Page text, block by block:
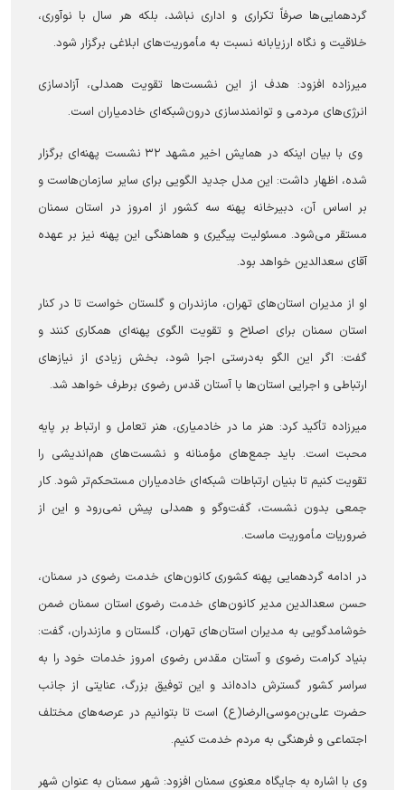
گردهمایی‌ها صرفاً تکراری و اداری نباشد، بلکه هر سال با نوآوری،
خلاقیت و نگاه ارزیابانه نسبت به مأموریت‌های ابلاغی برگزار شود.
میرزاده افزود: هدف از این نشست‌ها تقویت همدلی، آزادسازی
انرژی‌های مردمی و توانمندسازی درون‌شبکه‌ای خادمیاران است.
وی با بیان اینکه در همایش اخیر مشهد ۳۲ نشست پهنه‌ای برگزار
شده، اظهار داشت: این مدل جدید الگویی برای سایر سازمان‌هاست و
بر اساس آن، دبیرخانه پهنه سه کشور از امروز در استان سمنان
مستقر می‌شود. مسئولیت پیگیری و هماهنگی این پهنه نیز بر عهده
آقای سعدالدین خواهد بود.
او از مدیران استان‌های تهران، مازندران و گلستان خواست تا در کنار
استان سمنان برای اصلاح و تقویت الگوی پهنه‌ای همکاری کنند و
گفت: اگر این الگو به‌درستی اجرا شود، بخش زیادی از نیازهای
ارتباطی و اجرایی استان‌ها با آستان قدس رضوی برطرف خواهد شد.
میرزاده تأکید کرد: هنر ما در خادمیاری، هنر تعامل و ارتباط بر پایه
محبت است. باید جمع‌های مؤمنانه و نشست‌های هم‌اندیشی را
تقویت کنیم تا بنیان ارتباطات شبکه‌ای خادمیاران مستحکم‌تر شود. کار
جمعی بدون نشست، گفت‌وگو و همدلی پیش نمی‌رود و این از
ضروریات مأموریت ماست.
در ادامه گردهمایی پهنه کشوری کانون‌های خدمت رضوی در سمنان،
حسن سعدالدین مدیر کانون‌های خدمت رضوی استان سمنان ضمن
خوشامدگویی به مدیران استان‌های تهران، گلستان و مازندران، گفت:
بنیاد کرامت رضوی و آستان مقدس رضوی امروز خدمات خود را به
سراسر کشور گسترش داده‌اند و این توفیق بزرگ، عنایتی از جانب
حضرت علی‌بن‌موسی‌الرضا(ع) است تا بتوانیم در عرصه‌های مختلف
اجتماعی و فرهنگی به مردم خدمت کنیم.
وی با اشاره به جایگاه معنوی سمنان افزود: شهر سمنان به عنوان شهر